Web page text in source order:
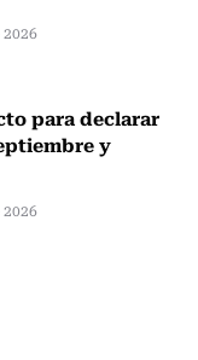
para declarar
y